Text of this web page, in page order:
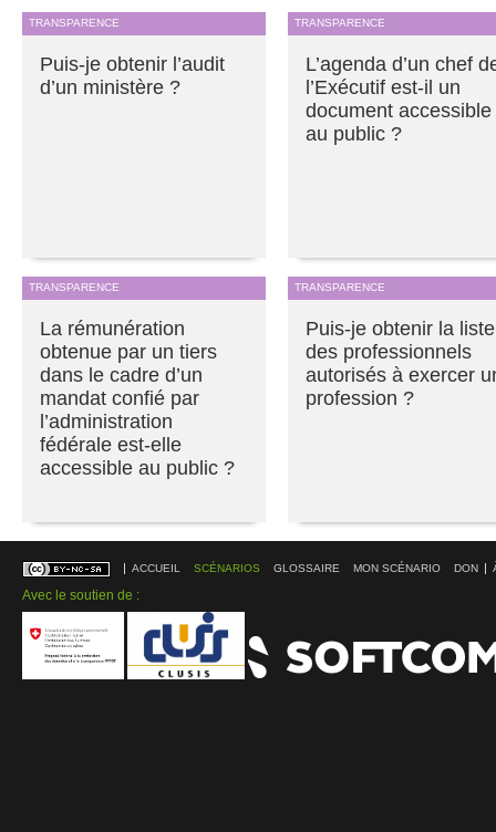
TRANSPARENCE
Puis-je obtenir l’audit
d’un ministère ?
TRANSPARENCE
L’agenda d’un chef
l’Exécutif est-il un
document accessible
au public ?
TRANSPARENCE
La rémunération
obtenue par un tiers
dans le cadre d’un
mandat confié par
l’administration
fédérale est-elle
accessible au public ?
TRANSPARENCE
Puis-je obtenir la liste
des professionnels
autorisés à exercer
profession ?
ACCUEIL SCÉNARIOS GLOSSAIRE MON SCÉNARIO DON
Avec le soutien de :